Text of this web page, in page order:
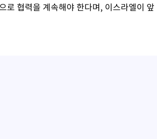
로 협력을 계속해야 한다며, 이스라엘이 앞